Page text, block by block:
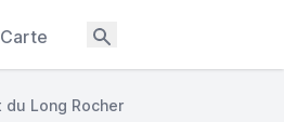
Carte
du Long Rocher